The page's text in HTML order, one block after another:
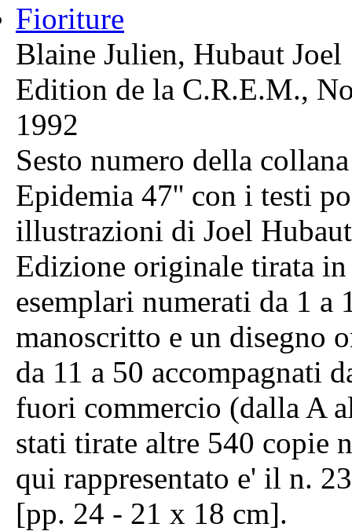
Fioriture
Blaine Julien, Hubaut Joel
Edition de la C.R.E.M.,
1992
Sesto numero della
Epidemia 47'' con i testi
illustrazioni di Joel
Edizione originale tirata
esemplari numerati da 1 a
manoscritto e un disegno
da 11 a 50 accompagnati
fuori commercio (dalla A
stati tirate altre 540 copie
qui rappresentato e' il n.
[pp. 24 - 21 x 18 cm].